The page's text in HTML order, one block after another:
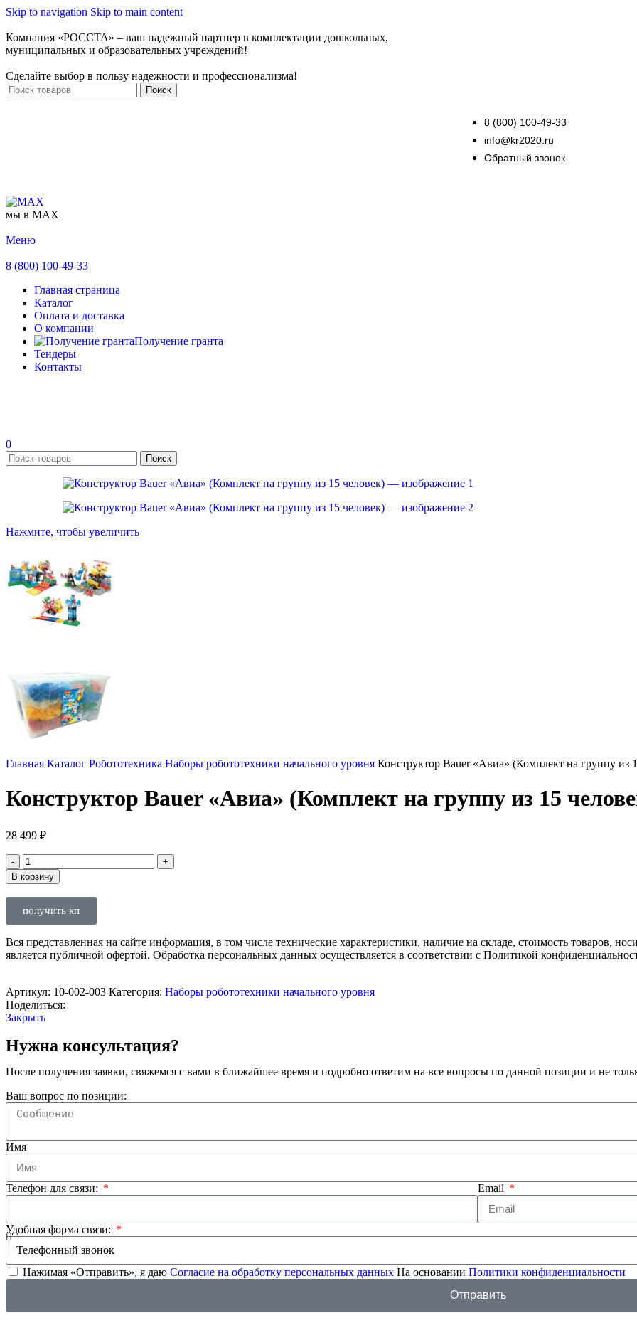
Skip to navigation Skip to main content
Компания «РОССТА» – ваш надежный партнер в комплектации дошкольных,
муниципальных и образовательных учреждений!
Сделайте выбор в пользу надежности и профессионализма!
Поиск
8 (800) 100-49-33
info@kr2020.ru
Обратный звонок
мы в MAX
Меню
8 (800) 100-49-33
Главная страница
Каталог
Оплата и доставка
О компании
Получение гранта
Тендеры
Контакты
0
Поиск
Нажмите, чтобы увеличить
Главная Каталог Робототехника Наборы робототехники начального уровня Конструктор Bauer «Авиа» (Комплект на группу из
Конструктор Bauer «Авиа» (Комплект на группу из 15
28 499 ₽
В корзину
получить кп
Вся представленная на сайте информация, в том числе технические характеристики, наличие на складе, стоимость товаров,
является публичной офертой. Обработка персональных данных осуществляется в соответствии с Политикой
Артикул: 10-002-003 Категория: Наборы робототехники начального уровня
Поделиться:
Закрыть
Нужна консультация?
После получения заявки, свяжемся с вами в ближайшее время и подробно ответим на все вопросы по данной позиции и не
Ваш вопрос по позиции:
Имя
Телефон для связи: Email
Удобная форма связи:
Нажимая «Отправить», я даю Согласие на обработку персональных данных На основании Политики конфиденциальности
Отправить